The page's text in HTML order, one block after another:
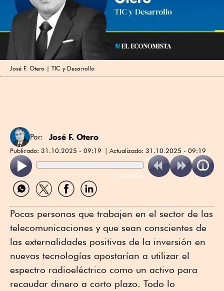
José F. Otero | TIC y Desarrollo
Por: José F. Otero
Publicado: 31.10.2025 - 09:19 Actualizado: 31.10.2025 - 09:19
ReadSpeaker
Compartir
por
Compartir
por
Compartir
por
Compartir
por
Pocas personas que trabajen en el sector de las
telecomunicaciones y que sean conscientes de
las externalidades positivas de la inversión en
nuevas tecnologías apostarían a utilizar el
espectro radioeléctrico como un activo para
recaudar dinero a corto plazo. Todo lo